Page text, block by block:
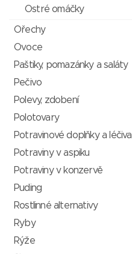
Ostré omáčky
Ořechy
Ovoce
Paštiky, pomazánky a saláty
Pečivo
Polevy, zdobení
Polotovary
Potravinové doplňky a léčiva
Potraviny v aspiku
Potraviny v konzervě
Puding
Rostlinné alternativy
Ryby
Rýže